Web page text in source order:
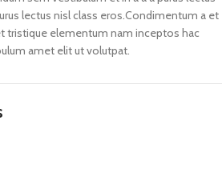
lectus nisl class eros.Condimentum a et
tristique elementum nam inceptos hac
amet elit ut volutpat.